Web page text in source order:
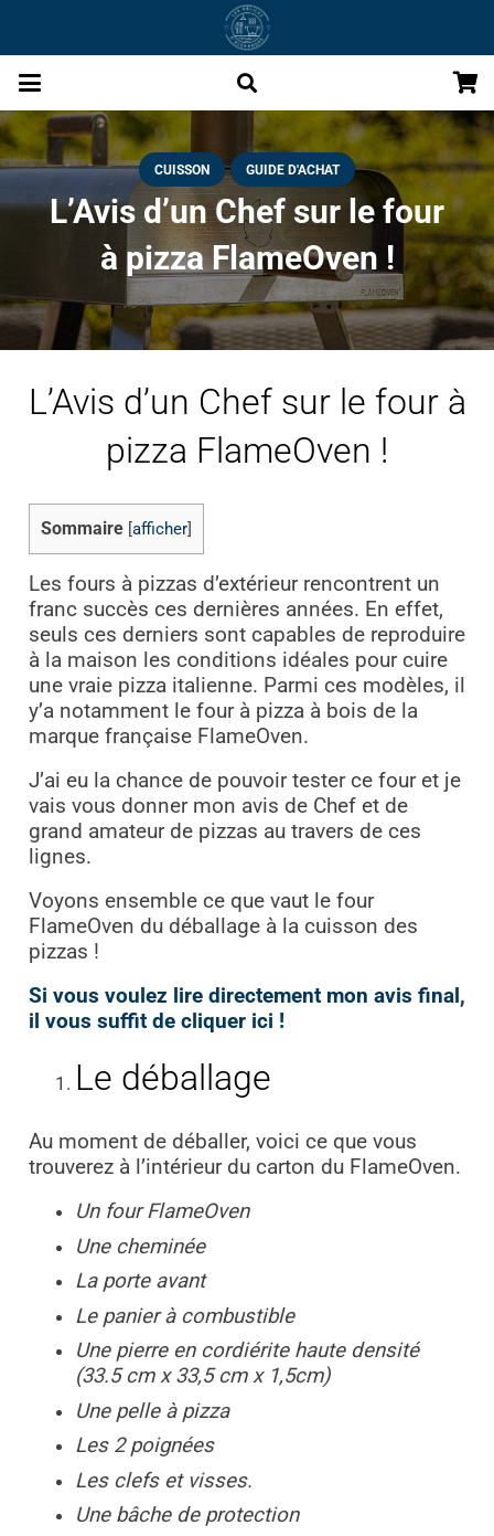
CUISSON GUIDE D'ACHAT
L’Avis d’un Chef sur le four
à pizza FlameOven !
L’Avis d’un Chef sur le four à
pizza FlameOven !
Sommaire afficher]
Les fours à pizzas d’extérieur rencontrent un
franc succès ces dernières années. En effet,
seuls ces derniers sont capables de reproduire
à la maison les conditions idéales pour cuire
une vraie pizza italienne. Parmi ces modèles, il
y’a notamment le four à pizza à bois de la
marque française FlameOven.
J’ai eu la chance de pouvoir tester ce four et je
vais vous donner mon avis de Chef et de
grand amateur de pizzas au travers de ces
lignes.
Voyons ensemble ce que vaut le four
FlameOven du déballage à la cuisson des
pizzas !
Si vous voulez lire directement mon avis final,
il vous suffit de cliquer ici !
Le déballage
Au moment de déballer, voici ce que vous
trouverez à l’intérieur du carton du FlameOven.
Un four FlameOven
Une cheminée
La porte avant
Le panier à combustible
Une pierre en cordiérite haute densité
(33.5 cm x 33,5 cm x 1,5cm)
Une pelle à pizza
Les 2 poignées
Les clefs et visses.
Une bâche de protection